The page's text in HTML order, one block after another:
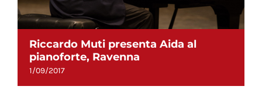
Riccardo Muti presenta Aida al
pianoforte, Ravenna
1/09/2017